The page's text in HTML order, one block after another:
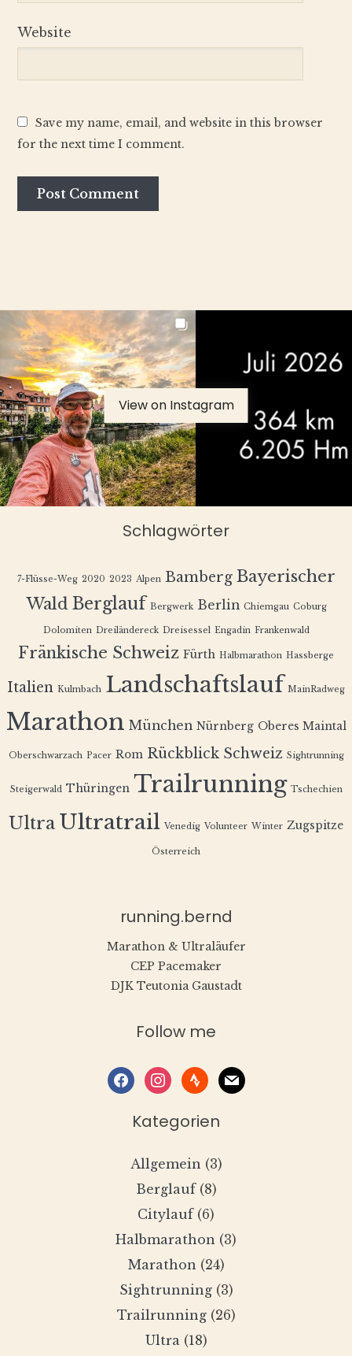
Website
Save my name, email, and website in this browser
for the next time I comment.
View on Instagram
Schlagwörter
7-Flüsse-Weg 2020 2023 Alpen Bamberg Bayerischer
Wald Berglauf Bergwerk Berlin Chiemgau Coburg
Dolomiten Dreiländereck Dreisessel Engadin Frankenwald
Fränkische Schweiz Fürth Halbmarathon Hassberge
Italien Kulmbach Landschaftslauf MainRadweg
Marathon München Nürnberg Oberes Maintal
Oberschwarzach Pacer Rom Rückblick Schweiz Sightrunning
Steigerwald Thüringen Trailrunning Tschechien
Ultra Ultratrail Venedig Volunteer Winter Zugspitze
Österreich
running.bernd
Marathon & Ultraläufer
CEP Pacemaker
DJK Teutonia Gaustadt
Follow me
facebookinstagram
stravamail
Kategorien
Allgemein (3)
Berglauf(8)
Citylauf(6)
Halbmarathon (3)
Marathon (24)
Sightrunning(3)
Trailrunning(26)
Ultra(18)